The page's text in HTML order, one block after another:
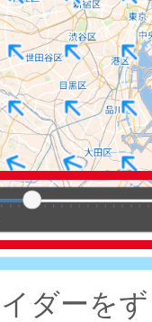
ダーを